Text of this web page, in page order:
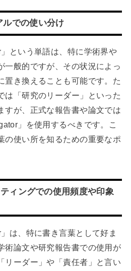
ルでの使い分け
という単語は、特に学術界や
一般的ですが、その状況によっ
置き換えることも可能です。た
は「研究のリーダー」といった
すが、正式な報告書や論文では
」を使用するべきです。こ
の使い所を知るための重要なポ
ィングでの使用頻度や印象
は、特に書き言葉として好ま
術論文や研究報告書での使用が
リーダー」や「責任者」と言い